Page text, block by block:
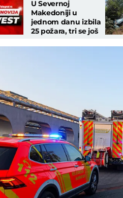
U Severnoj
Makedoniji u
jednom danu izbila
25 požara, tri se još